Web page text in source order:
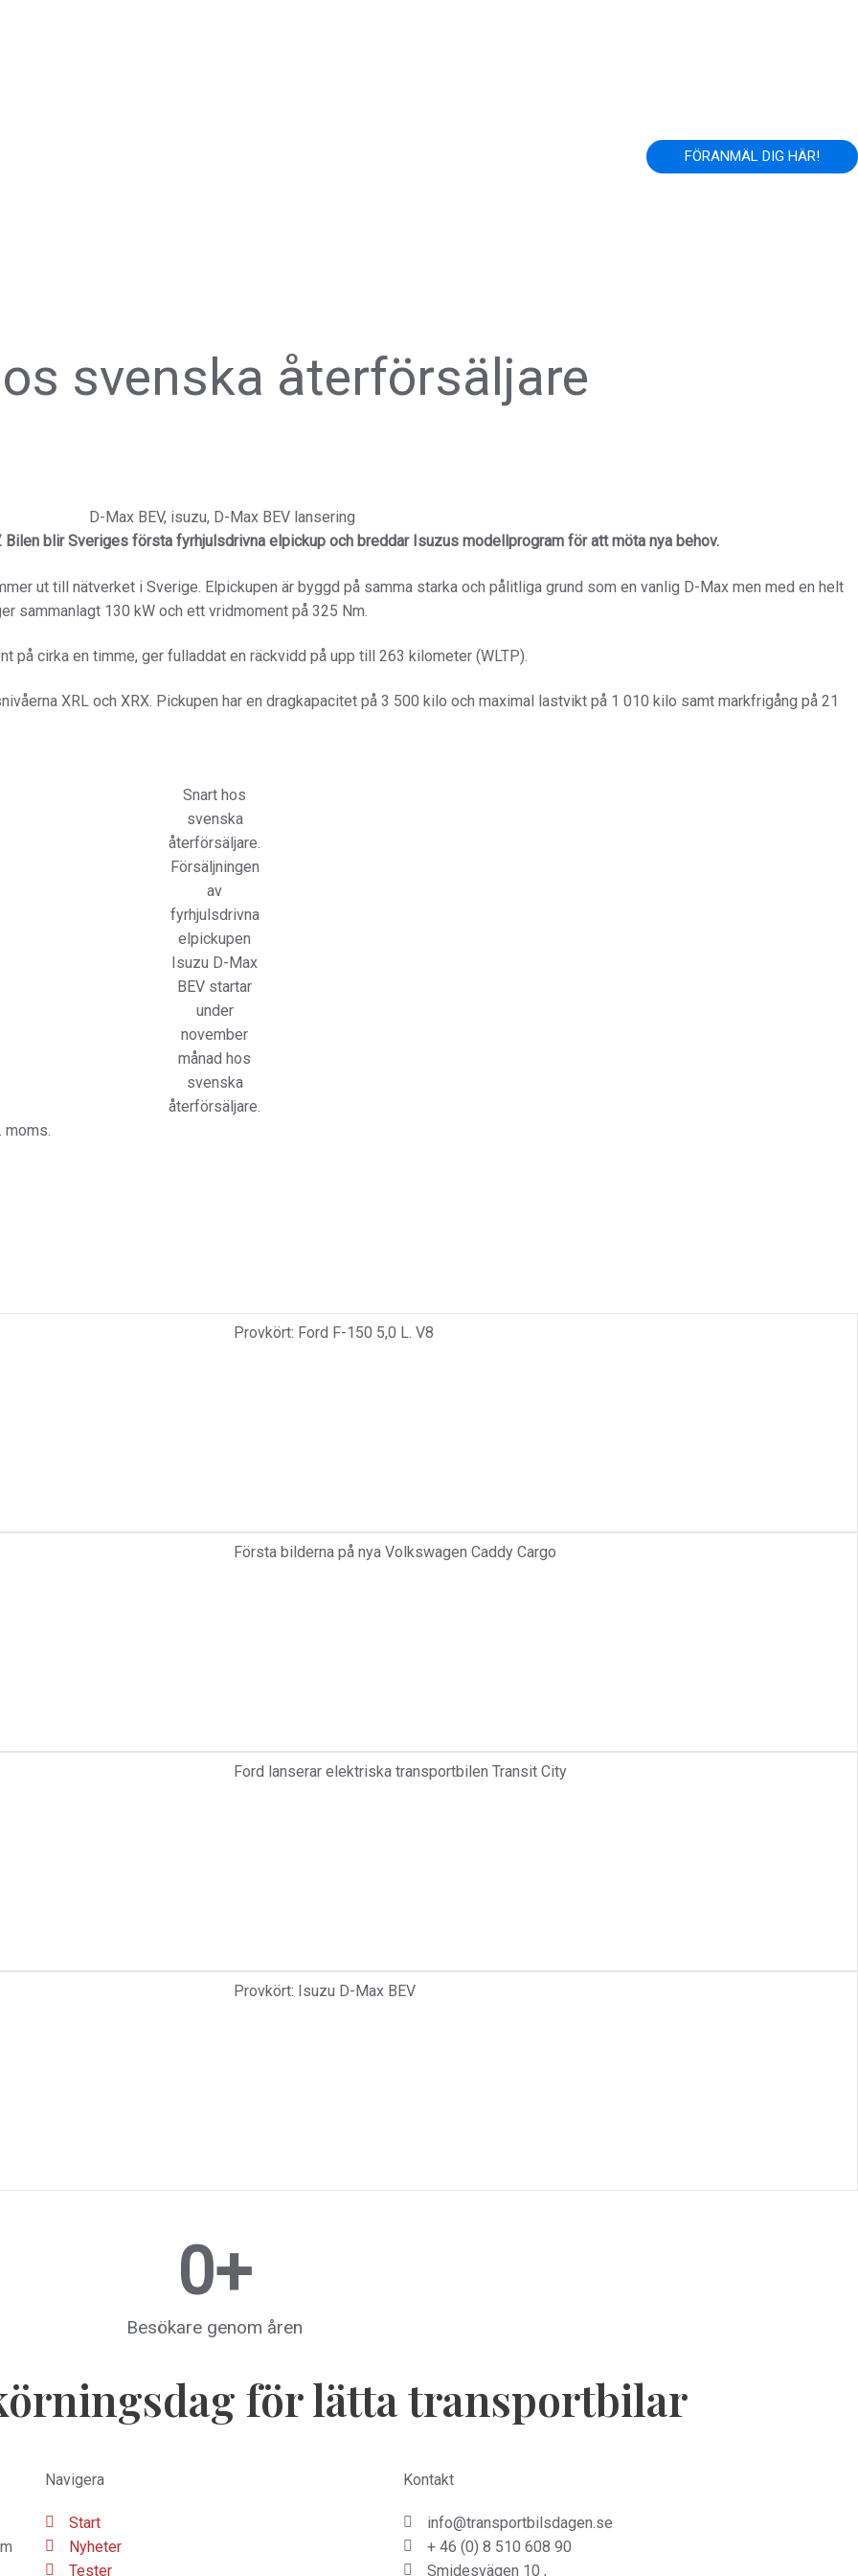
FÖRANMÄL DIG HÄR!
svenska återförsäljare
blir Sveriges första fyrhjulsdrivna elpickup och breddar Isuzus modellprogram för att möta nya behov.
ut till nätverket i Sverige. Elpickupen är byggd på samma starka och pålitliga grund som en vanlig D-Max men med en helt
sammanlagt 130 kW och ett vridmoment på 325 Nm.
på cirka en timme, ger fulladdat en räckvidd på upp till 263 kilometer (WLTP).
XRL och XRX. Pickupen har en dragkapacitet på 3 500 kilo och maximal lastvikt på 1 010 kilo samt markfrigång på 21
Snart hos
svenska
återförsäljare.
Försäljningen
av
fyrhjulsdrivna
elpickupen
Isuzu D-Max
BEV startar
under
november
månad hos
svenska
återförsäljare.
moms.
Provkört: Ford F-150 5,0 L. V8
Första bilderna på nya Volkswagen Caddy Cargo
Ford lanserar elektriska transportbilen Transit City
Provkört: Isuzu D-Max BEV
Besökare genom åren
0+
för lätta transportbilar
Navigera
Start
Nyheter
Tester
Kontakt
info@transportbilsdagen.se
+ 46 (0) 8 510 608 90
Smidesvägen 10 ,